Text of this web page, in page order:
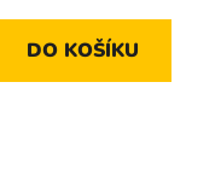
DO KOŠÍKU